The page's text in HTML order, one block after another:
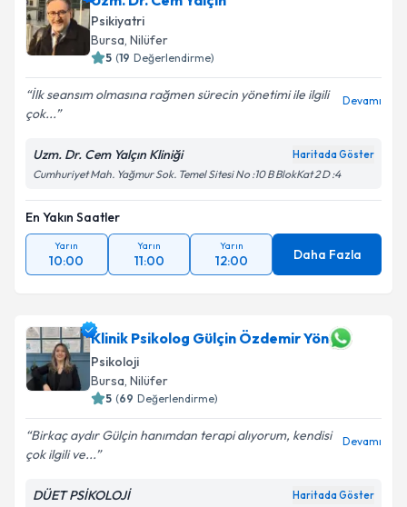
E-posta Adresiniz
kapsamda işlenmesini kabul ediyorum.
Psikiyatri
Bursa, Nilüfer
5 (19 Değerlendirme)
İlk seansım olmasına rağmen sürecin yönetimi ile ilgili
çok...
Devamı
Uzm. Dr. Cem Yalçın Kliniği Haritada Göster
Cumhuriyet Mah. Yağmur Sok. Temel Sitesi No :10 B BlokKat 2 D :4
En Yakın Saatler
Yarın
10:00
Yarın
11:00
Yarın
12:00 Daha Fazla
Klinik Psikolog Gülçin Özdemir Yön
Psikoloji
Bursa, Nilüfer
5 (69 Değerlendirme)
Birkaç aydır Gülçin hanımdan terapi alıyorum, kendisi
çok ilgili ve...
Devamı
DÜET PSİKOLOJİ Haritada Göster